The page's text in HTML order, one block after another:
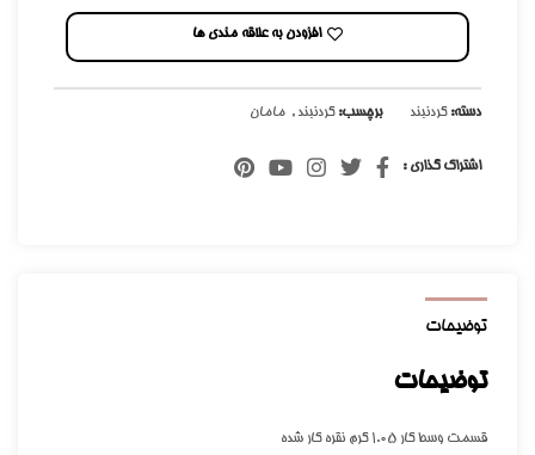
افزودن به علاقه مندی ها
دسته: گردنبند برچسب: گردنبند , مامان
اشتراک گذاری :
توضیحات
توضیحات
قسمت وسط کار ۱.۰۵ گرم نقره کار شده